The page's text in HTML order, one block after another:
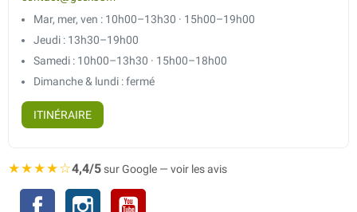
Mar, mer, ven : 10h00–13h30 · 15h00–19h00
Jeudi : 13h30–19h00
Samedi : 10h00–13h30 · 15h00–18h00
Dimanche & lundi : fermé
ITINÉRAIRE
★★★★☆4,4/5sur Google — voir les avis
Facebook Instagram